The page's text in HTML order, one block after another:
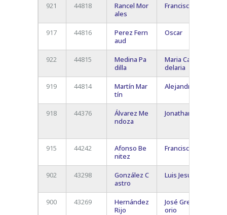
921 44818
Rancel Mor
ales
Francisco
917 44816
Perez Fern
aud
Oscar
922 44815
Medina Pa
dilla
Maria Can
delaria
919 44814
Martín Mar
tín
Alejandro
918 44376
Álvarez Me
ndoza
Jonathan
915 44242
Afonso Be
nitez
Francisco
902 43298
González C
astro
Luis Jesus
900 43269
Hernández
Rijo
José Greg
orio